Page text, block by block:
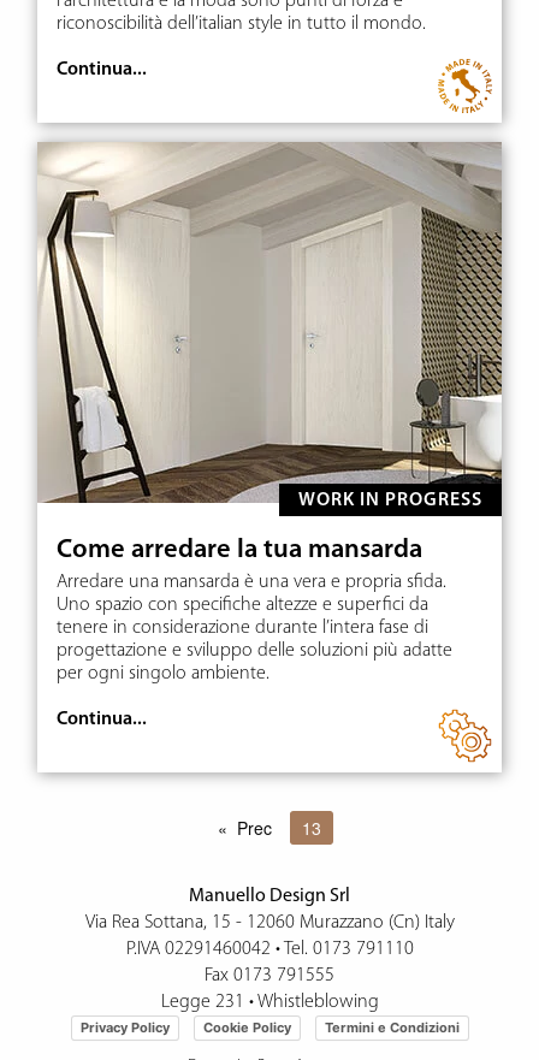
riconoscibilità dell’italian style in tutto il mondo.
Continua...
WORK IN PROGRESS
Come arredare la tua mansarda
Arredare una mansarda è una vera e propria sfida.
Uno spazio con specifiche altezze e superfici da
tenere in considerazione durante l’intera fase di
progettazione e sviluppo delle soluzioni più adatte
per ogni singolo ambiente.
Continua...
Prec You're on page
13
Manuello Design Srl
Via Rea Sottana, 15 - 12060 Murazzano (Cn) Italy
P.IVA 02291460042 • Tel. 0173 791110
Fax 0173 791555
Legge 231 •Whistleblowing
Privacy Policy Cookie Policy Termini e Condizioni